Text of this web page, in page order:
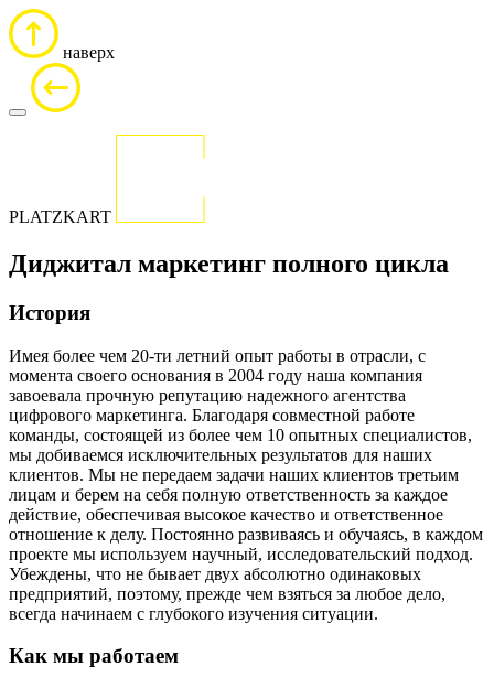
наверх
PLATZKART
Диджитал маркетинг полного цикла
История
Имея более чем 20-ти летний опыт работы в отрасли, с
момента своего основания в 2004 году наша компания
завоевала прочную репутацию надежного агентства
цифрового маркетинга. Благодаря совместной работе
команды, состоящей из более чем 10 опытных специалистов,
мы добиваемся исключительных результатов для наших
клиентов. Мы не передаем задачи наших клиентов третьим
лицам и берем на себя полную ответственность за каждое
действие, обеспечивая высокое качество и ответственное
отношение к делу. Постоянно развиваясь и обучаясь, в каждом
проекте мы используем научный, исследовательский подход.
Убеждены, что не бывает двух абсолютно одинаковых
предприятий, поэтому, прежде чем взяться за любое дело,
всегда начинаем с глубокого изучения ситуации.
Как мы работаем